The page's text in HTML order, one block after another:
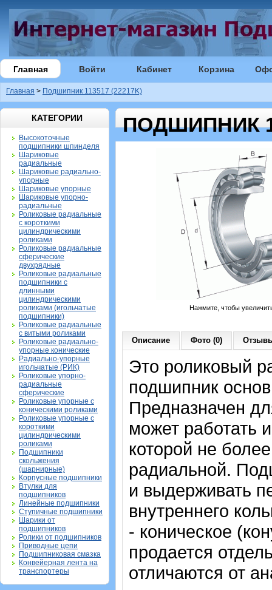
Главная Войти Кабинет Корзина
Главная > Подшипник 113517 (22217K)
КАТЕГОРИИ
Высокоточные
подшипники шпинделя
Шариковые
радиальные
Шариковые радиально-
упорные
Шариковые упорные
Шариковые упорно-
радиальные
Роликовые радиальные
с короткими
цилиндрическими
роликами
Роликовые радиальные
сферические
двухрядные
Роликовые радиальные
подшипники с
длинными
цилиндрическими
роликами (игольчатые
подшипники)
Роликовые радиальные
с витыми роликами
Роликовые радиально-
упорные конические
Радиально-упорные
игольчатые (РИК)
Роликовые упорно-
радиальные
сферические
Роликовые упорные с
коническими роликами
Роликовые упорные с
короткими
цилиндрическими
роликами
Подшипники
скольжения
(шарнирные)
Корпусные подшипники
Втулки для
подшипников
Линейные подшипники
Ступичные подшипники
Шарики от
подшипников
Ролики от подшипников
Приводные цепи
Подшипниковая смазка
Конвейерная лента на
транспортеры
ПОДШИПНИК
Нажмите, чтобы
Описание Фото (0)
Это роликовый
подшипник
Предназначен
может работать
которой не
радиальной.
и выдерживать
внутреннего
- коническое
продается
отличаются от